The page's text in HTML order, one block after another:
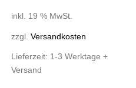
inkl. 19 % MwSt.
zzgl. Versandkosten
Lieferzeit: 1-3 Werktage +
Versand